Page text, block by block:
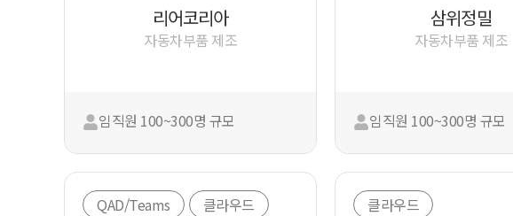
리어코리아
자동차부품 제조
임직원 100~300명 규모
삼위정밀
자동차부품 제조
임직원 100~300명 규모
QAD/Teams 클라우드 클라우드